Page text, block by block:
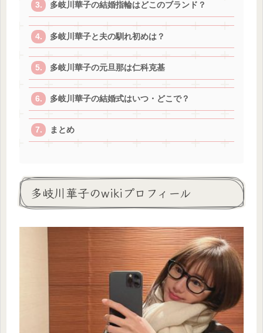
多岐川華子の結婚指輪はどこのブランド？
多岐川華子と夫の馴れ初めは？
多岐川華子の元旦那は仁科克基
多岐川華子の結婚式はいつ・どこで？
まとめ
多岐川華子のwikiプロフィール